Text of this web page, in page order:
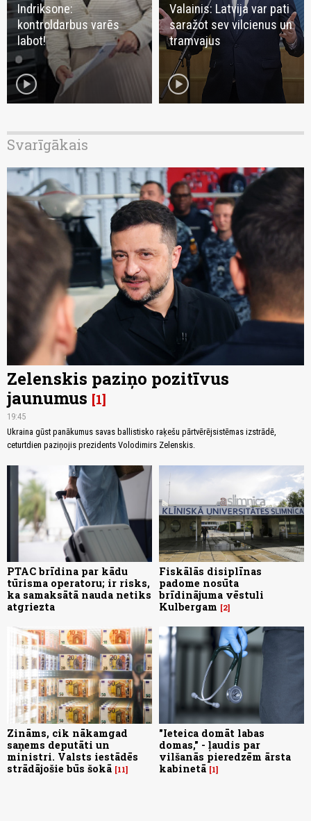
Indriksone:
kontroldarbus varēs
labot!
play_circle
Valainis: Latvija var pati
saražot sev vilcienus un
tramvajus
play_circle
Svarīgākais
Zelenskis paziņo pozitīvus
jaunumus 1
19:45
Ukraina gūst panākumus savas ballistisko raķešu pārtvērējsistēmas izstrādē,
ceturtdien paziņojis prezidents Volodimirs Zelenskis.
PTAC brīdina par kādu
tūrisma operatoru; ir risks,
ka samaksātā nauda netiks
atgriezta
Fiskālās disiplīnas
padome nosūta
brīdinājuma vēstuli
Kulbergam
2
Zināms, cik nākamgad
saņems deputāti un
ministri. Valsts iestādēs
strādājošie būs šokā 11
"Ieteica domāt labas
domas," - ļaudis par
vilšanās pieredzēm ārsta
kabinetā 1